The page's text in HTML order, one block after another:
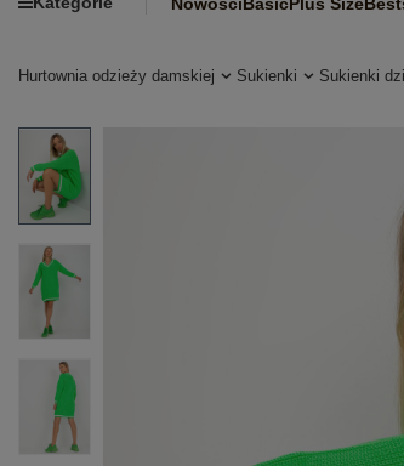
Hurtownia odzieży damskiej Sukienki Sukienki